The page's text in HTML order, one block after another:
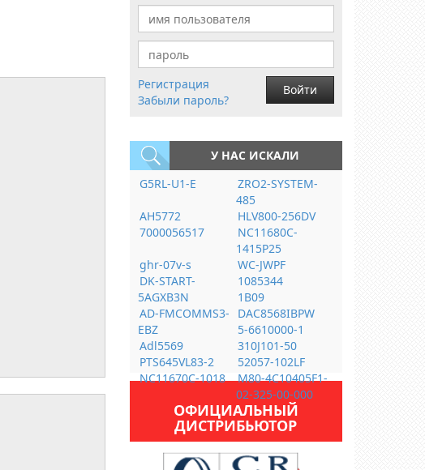
Регистрация
Забыли пароль?
Войти
У НАС ИСКАЛИ
G5RL-U1-E
ZRO2-SYSTEM-
485
AH5772
HLV800-256DV
7000056517
NC11680C-
1415P25
ghr-07v-s
WC-JWPF
DK-START-
5AGXB3N
1085344
1B09
AD-FMCOMMS3-
EBZ
DAC8568IBPW
5-6610000-1
Adl5569
310J101-50
PTS645VL83-2
52057-102LF
NC11670C-1018
M80-4C10405F1-
02-325-00-000
ОФИЦИАЛЬНЫЙ
ДИСТРИБЬЮТОР